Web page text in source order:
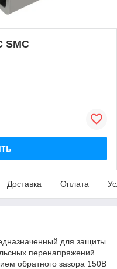
SMC
Доставка Оплата
для защиты
перенапряжений.
обратного зазора 150В